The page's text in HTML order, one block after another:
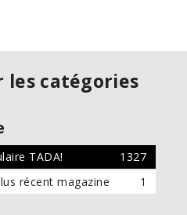
les catégories
TADA!
1327
récent magazine
1